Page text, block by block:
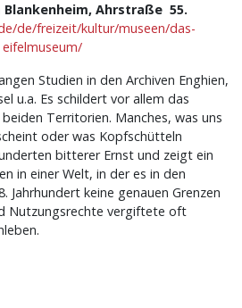
Blankenheim, Ahrstraße 55.
de/freizeit/kultur/museen/das-
eifelmuseum/
Studien in den Archiven Enghien,
u.a. Es schildert vor allem das
Territorien. Manches, was uns
oder was Kopfschütteln
bitterer Ernst und zeigt ein
in einer Welt, in der es in den
Jahrhundert keine genauen Grenzen
Nutzungsrechte vergiftete oft